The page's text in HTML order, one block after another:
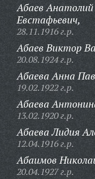
Абаев Анатолий
Евстафьевич,
28.11.1916 г.р.
Абаев Виктор
20.08.1924 г.р.
Абаева Анна
19.02.1922 г.р.
Абаева
13.02.1920 г.р.
Абаева Лидия
12.04.1916 г.р.
Абаимов
20.04.1927 г.р.